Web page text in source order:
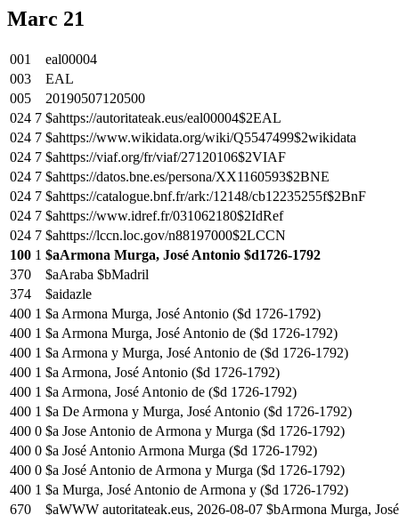
Marc 21
001
eal00004
003
EAL
005
20190507120500
024 7 $ahttps://autoritateak.eus/eal00004$2EAL
024 7 $ahttps://www.wikidata.org/wiki/Q5547499$2wikidata
024 7 $ahttps://viaf.org/fr/viaf/27120106$2VIAF
024 7 $ahttps://datos.bne.es/persona/XX1160593$2BNE
024 7 $ahttps://catalogue.bnf.fr/ark:/12148/cb12235255f$2BnF
024 7 $ahttps://www.idref.fr/031062180$2IdRef
024 7 $ahttps://lccn.loc.gov/n88197000$2LCCN
100 1 $aArmona Murga, José Antonio $d1726-1792
370
$aAraba $bMadril
374
$aidazle
400 1 $a Armona Murga, José Antonio ($d 1726-1792)
400 1 $a Armona Murga, José Antonio de ($d 1726-1792)
400 1 $a Armona y Murga, José Antonio de ($d 1726-1792)
400 1 $a Armona, José Antonio ($d 1726-1792)
400 1 $a Armona, José Antonio de ($d 1726-1792)
400 1 $a De Armona y Murga, José Antonio ($d 1726-1792)
400 0 $a Jose Antonio de Armona y Murga ($d 1726-1792)
400 0 $a José Antonio Armona Murga ($d 1726-1792)
400 0 $a José Antonio de Armona y Murga ($d 1726-1792)
400 1 $a Murga, José Antonio de Armona y ($d 1726-1792)
670
$aWWW autoritateak.eus, 2026-08-07 $bArmona Murga,